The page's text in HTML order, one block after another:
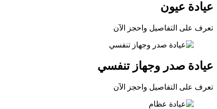
عيادة عيون
تعرف على التفاصيل واحجز الآن
عيادة صدر وجهاز تنفسي
تعرف على التفاصيل واحجز الآن